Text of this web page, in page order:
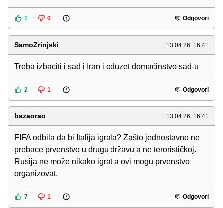
1 0 Odgovori
SamoZrinjski 13.04.26. 16:41
Treba izbaciti i sad i Iran i oduzet domaćinstvo sad-u
2 1 Odgovori
bazaorao 13.04.26. 16:41
FIFA odbila da bi Italija igrala? Zašto jednostavno ne
prebace prvenstvo u drugu državu a ne terorističkoj.
Rusija ne može nikako igrat a ovi mogu prvenstvo
organizovat.
7 1 Odgovori